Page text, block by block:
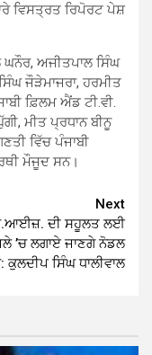
ਵਿਸਤ੍ਰਤ ਰਿਪੋਰਟ ਪੇਸ਼
ਅਜੀਤਪਾਲ ਸਿੰਘ
ਜੌੜੇਮਾਜਰਾ, ਹਰਮੀਤ
ਫ਼ਿਲਮ ਐਂਡ ਟੀ.ਵੀ.
ਮੀਤ ਪ੍ਰਧਾਨ ਬੀਨੂ
ਵਿੱਚ ਪੰਜਾਬੀ
ਮੌਜੂਦ ਸਨ।
Next
ਦੀ ਸਹੂਲਤ ਲਈ
’ਚ ਲਗਾਏ ਜਾਣਗੇ ਨੋਡਲ
ਸਿੰਘ ਧਾਲੀਵਾਲ